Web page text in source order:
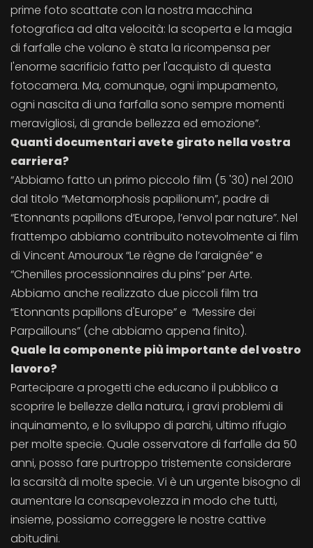
prime foto scattate con la nostra macchina
fotografica ad alta velocità: la scoperta e la magia
di farfalle che volano è stata la ricompensa per
l'enorme sacrificio fatto per l'acquisto di questa
fotocamera. Ma, comunque, ogni impupamento,
ogni nascita di una farfalla sono sempre momenti
meravigliosi, di grande bellezza ed emozione”.
Quanti documentari avete girato nella vostra
carriera?
“Abbiamo fatto un primo piccolo film (5 '30) nel 2010
dal titolo “Metamorphosis papilionum”, padre di
“Etonnants papillons d’Europe, l’envol par nature”. Nel
frattempo abbiamo contribuito notevolmente ai film
di Vincent Amouroux “Le règne de l’araignée” e
“Chenilles processionnaires du pins” per Arte.
Abbiamo anche realizzato due piccoli film tra
“Etonnants papillons d'Europe” e “Messire deï
Parpaillouns” (che abbiamo appena finito).
Quale la componente più importante del vostro
lavoro?
Partecipare a progetti che educano il pubblico a
scoprire le bellezze della natura, i gravi problemi di
inquinamento, e lo sviluppo di parchi, ultimo rifugio
per molte specie. Quale osservatore di farfalle da 50
anni, posso fare purtroppo tristemente considerare
la scarsità di molte specie. Vi è un urgente bisogno di
aumentare la consapevolezza in modo che tutti,
insieme, possiamo correggere le nostre cattive
abitudini.